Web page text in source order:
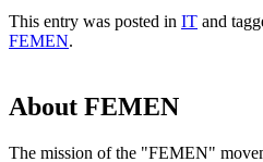
This entry was posted in IT and
FEMEN.
About FEMEN
The mission of the "FEMEN"